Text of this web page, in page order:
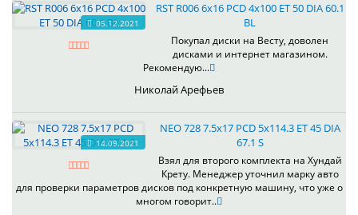
05.12.2021
RST R006 6x16 PCD 4x100 ET 50 DIA 60.1
BL
Покупал диски на Весту, доволен
дисками и интернет магазином.
Рекомендую...
Николай Арефьев
14.09.2021
NEO 728 7.5x17 PCD 5x114.3 ET 45 DIA
67.1 S
Взял для второго комплекта на Хундай
Крету. Менеджер уточнил марку авто
для проверки параметров дисков под конкретную машину, что уже о
многом говорит..